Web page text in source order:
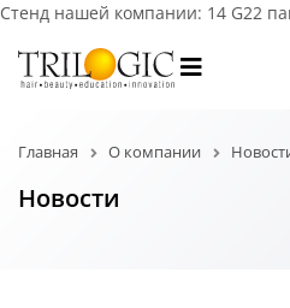
Стенд нашей компании: 14 G22
Главная О компании
Новости